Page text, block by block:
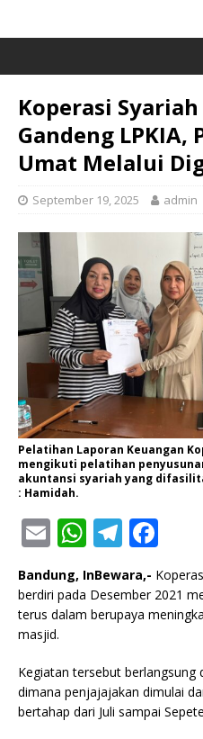
Koperasi
Gandeng LPKIA,
Umat Melalui
September 19, 2025 admin
Pelatihan Laporan Keuangan
mengikuti pelatihan
akuntansi syariah yang
: Hamidah.
E
ai
l
W
h
at
s
p
p
T
e
g
m
a
c
e
o
o
Bandung, InBewara,-
berdiri pada Desember 2021
terus dalam berupaya
masjid.
Kegiatan tersebut berlangsung
dimana penjajajakan dimulai
bertahap dari Juli sampai